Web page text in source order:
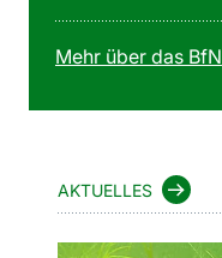
Mehr über das BfN
AKTUELLES